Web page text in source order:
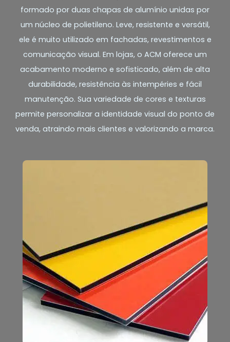
formado por duas chapas de alumínio unidas por
um núcleo de polietileno. Leve, resistente e versátil,
ele é muito utilizado em fachadas, revestimentos e
comunicação visual. Em lojas, o ACM oferece um
acabamento moderno e sofisticado, além de alta
durabilidade, resistência às intempéries e fácil
manutenção. Sua variedade de cores e texturas
permite personalizar a identidade visual do ponto de
venda, atraindo mais clientes e valorizando a marca.